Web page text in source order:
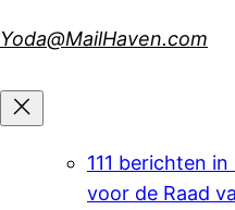
to
Yoda@MailHaven.com
111 berichten
voor de Raad